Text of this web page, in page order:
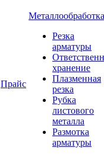
Прайс
Металлообработка
Резка
арматуры
хранение
Плазменная
резка
Рубка
листового
металла
Размотка
арматуры